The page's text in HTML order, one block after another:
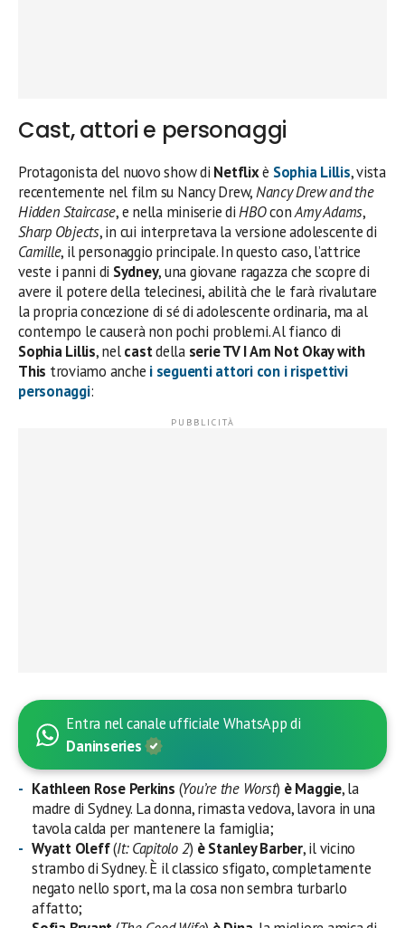
Cast, attori e personaggi
Protagonista del nuovo show di Netflixè Sophia Lillis, vista
recentemente nel film su Nancy Drew,Nancy Drew and the
Hidden Staircase, e nella miniserie diHBOconAmy Adams,
Sharp Objects, in cui interpretava la versione adolescente di
Camille, il personaggio principale. In questo caso, l’attrice
veste i panni di Sydney, una giovane ragazza che scopre di
avere il potere della telecinesi, abilità che le farà rivalutare
la propria concezione di sé di adolescente ordinaria, ma al
contempo le causerà non pochi problemi. Al fianco di
Sophia Lillis, nelcastdella serie TV I Am Not Okay with
This troviamo anche i seguentiattori con i rispettivi
personaggi:
Entra nel canale ufficiale WhatsApp di
Daninseries
Kathleen Rose Perkins (You’re the Worst) è Maggie, la
madre di Sydney. La donna, rimasta vedova, lavora in una
tavola calda per mantenere la famiglia;
Wyatt Oleff(It: Capitolo 2) è Stanley Barber, il vicino
strambo di Sydney. È il classico sfigato, completamente
negato nello sport, ma la cosa non sembra turbarlo
affatto;